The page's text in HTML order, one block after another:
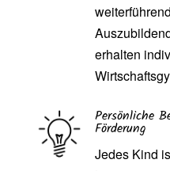
erhalten
Persönliche
Förderung
Jedes Kind